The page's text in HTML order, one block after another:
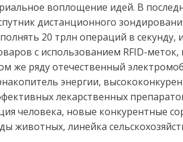
воплощение идей. В
дистанционного
20 трлн операций в секунду,
с использованием RFID-меток,
же ряду отечественный
энергии,
лекарственных
человека, новые конкурентные
животных, линейка